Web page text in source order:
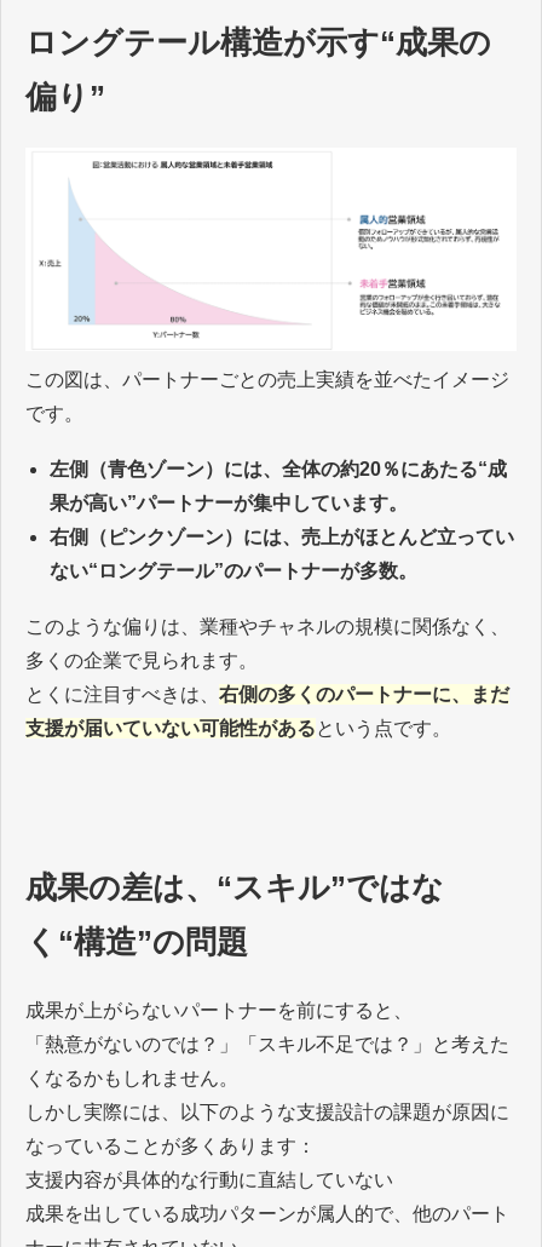
ロングテール構造が示す“成果の
偏り”
この図は、パートナーごとの売上実績を並べたイメージ
です。
左側（青色ゾーン）には、全体の約20％にあたる“成
果が高い”パートナーが集中しています。
右側（ピンクゾーン）には、売上がほとんど立ってい
ない“ロングテール”のパートナーが多数。
このような偏りは、業種やチャネルの規模に関係なく、
多くの企業で見られます。
とくに注目すべきは、 右側の多くのパートナーに、まだ
支援が届いていない可能性があるという点です。
成果の差は、“スキル”ではな
く“構造”の問題
成果が上がらないパートナーを前にすると、
「熱意がないのでは？」「スキル不足では？」と考えた
くなるかもしれません。
しかし実際には、以下のような支援設計の課題が原因に
なっていることが多くあります：
支援内容が具体的な行動に直結していない
成果を出している成功パターンが属人的で、他のパート